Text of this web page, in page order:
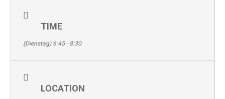
TIME
(Dienstag) 6:45 - 8:30
LOCATION